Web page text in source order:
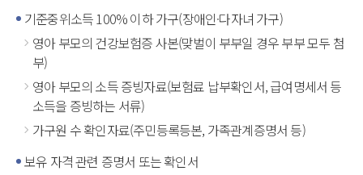
기준중위소득 100% 이하 가구(장애인·다자녀 가구)
영아 부모의 건강보험증 사본(맞벌이 부부일 경우 부부 모두 첨
부)
영아 부모의 소득 증빙자료(보험료 납부확인서, 급여명세서 등
소득을 증빙하는 서류)
가구원 수 확인자료(주민등록등본, 가족관계증명서 등)
보유 자격 관련 증명서 또는 확인서